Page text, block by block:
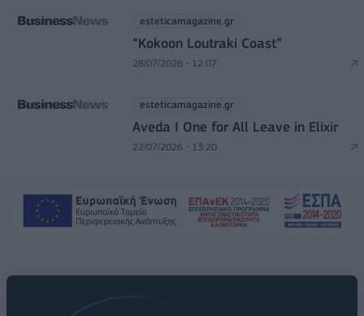
esteticamagazine.gr
“Kokoon Loutraki Coast”
28/07/2026 - 12:07
esteticamagazine.gr
Aveda I One for All Leave in Elixir
22/07/2026 - 13:20